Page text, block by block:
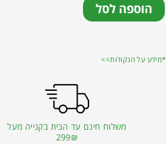
הוספה לסל
*מידע על הנקודות>>
משלוח חינם עד הבית בקנייה מעל
299₪